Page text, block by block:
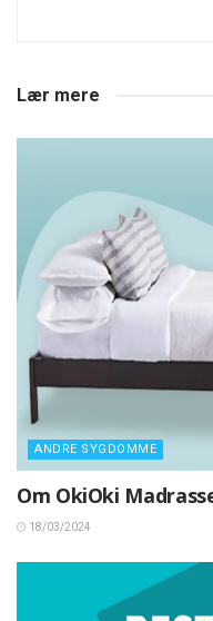
Lær mere
ANDRE SYGDOMME
Om OkiOki
18/03/2024